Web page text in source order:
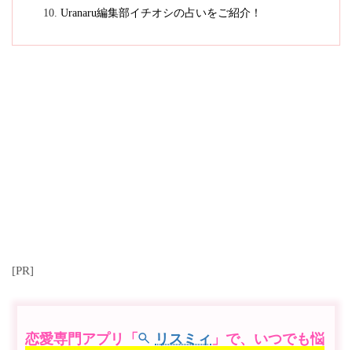
Uranaru編集部イチオシの占いをご紹介！
[PR]
恋愛専門アプリ「 リスミィ 」で、いつでも悩